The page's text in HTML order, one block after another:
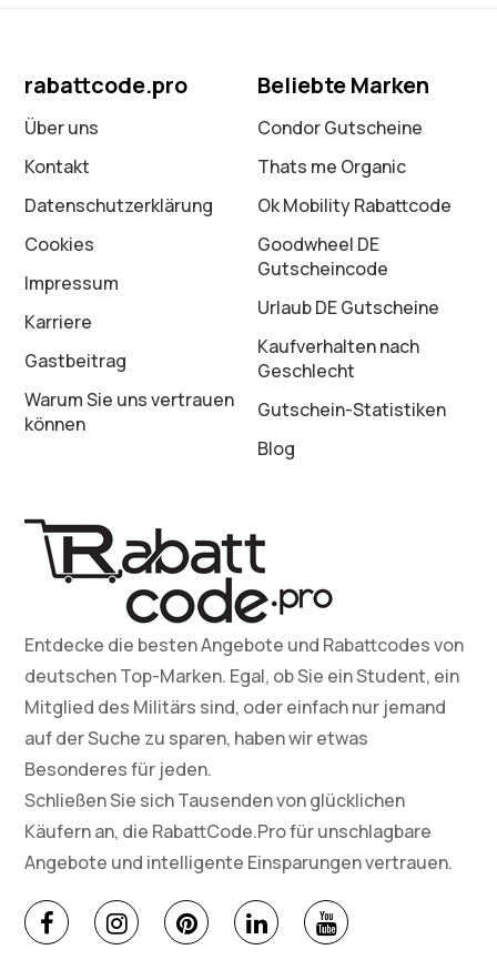
rabattcode.pro
Über uns
Kontakt
Datenschutz­erklärung
Cookies
Impressum
Karriere
Gastbeitrag
Warum Sie uns vertrauen
können
Beliebte Marken
Condor Gutscheine
Thats me Organic
Ok Mobility Rabattcode
Goodwheel DE
Gutscheincode
Urlaub DE Gutscheine
Kaufverhalten nach
Geschlecht
Gutschein-Statistiken
Blog
Entdecke die besten Angebote und Rabattcodes von
deutschen Top-Marken. Egal, ob Sie ein Student, ein
Mitglied des Militärs sind, oder einfach nur jemand
auf der Suche zu sparen, haben wir etwas
Besonderes für jeden.
Schließen Sie sich Tausenden von glücklichen
Käufern an, die RabattCode.Pro für unschlagbare
Angebote und intelligente Einsparungen vertrauen.